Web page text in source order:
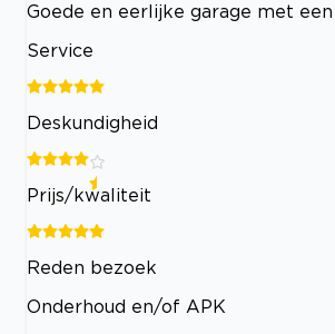
Goede en eerlijke garage met
Service
Deskundigheid
Prijs/kwaliteit
Reden bezoek
Onderhoud en/of APK